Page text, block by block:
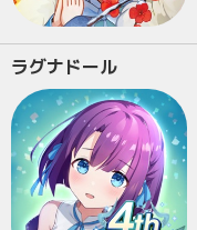
ラグナドール